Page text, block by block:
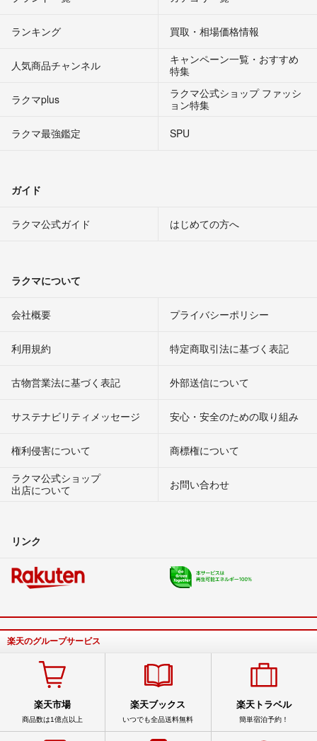
ランキング 買取・相場価格情報
人気商品チャンネル
キャンペーン一覧・おすすめ
特集
ラクマplus
ラクマ公式ショップ ファッシ
ョン特集
ラクマ最強鑑定
SPU
ガイド
ラクマ公式ガイド はじめての方へ
ラクマについて
会社概要 プライバシーポリシー
利用規約 特定商取引法に基づく表記
古物営業法に基づく表記 外部送信について
サステナビリティメッセージ 安心・安全のための取り組み
権利侵害について
商標権について
ラクマ公式ショップ
出店について
お問い合わせ
リンク
楽天のグループサービス
楽天市場
商品数は1億点以上
楽天ブックス
いつでも全品送料無料
楽天トラベル
簡単宿泊予約！